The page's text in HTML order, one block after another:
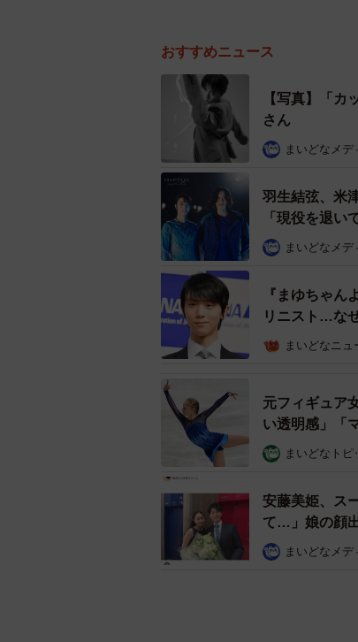
おすすめニュース
【写真】「カ
さん
まいどなメデ
羽生結弦、米
「現役を退い
まいどなメデ
『まゆちゃ
リニスト…な
まいどなニュ
元フィギュア
い透明感」「
まいどなトピ
安藤美姫、ス
て…」娘の顔
まいどなメデ